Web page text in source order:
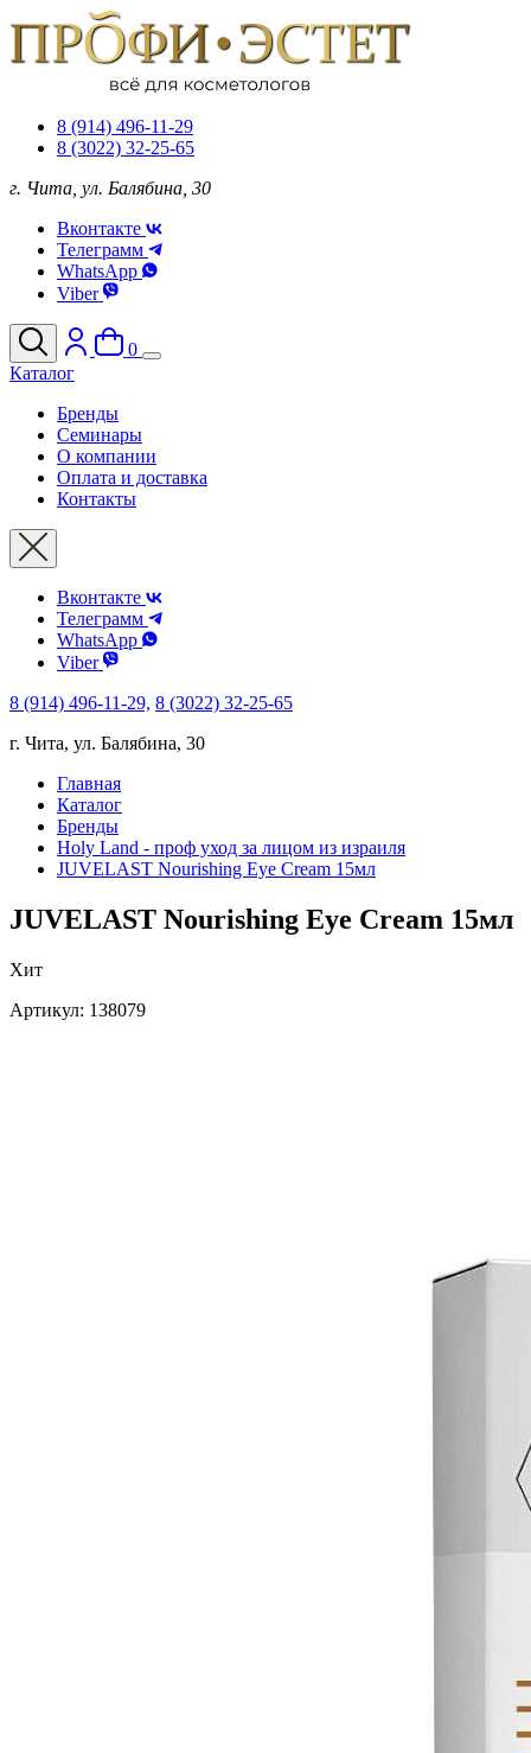
8 (914) 496-11-29
8 (3022) 32-25-65
г. Чита, ул. Балябина, 30
Вконтакте
Телеграмм
WhatsApp
Viber
0
Каталог
Бренды
Семинары
О компании
Оплата и доставка
Контакты
Вконтакте
Телеграмм
WhatsApp
Viber
8 (914) 496-11-29, 8 (3022) 32-25-65
г. Чита, ул. Балябина, 30
Главная
Каталог
Бренды
Holy Land - проф уход за лицом из израиля
JUVELAST Nourishing Eye Cream 15мл
JUVELAST Nourishing Eye Cream 15мл
Хит
Артикул: 138079